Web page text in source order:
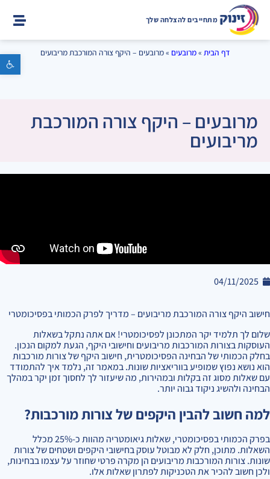
פתח סרגל נגישות
מתחייבים להצלחה שלך
דף הבית »מרובעים »מרובעים – היקף צורה המורכבת מריבועים
מרובעים – היקף צורה המורכבת
מריבועים
04/11/2025
חישוב היקף צורה המורכבת מריבועים – מדריך לפרק הכמותי בפסיכומטרי
שלום לך תלמיד יקר המתכונן לפסיכומטרי! אם אתה נתקל בשאלות
העוסקות בצורות המורכבות מריבועים וחישובי היקף, הגעת למקום הנכון.
בחלק הכמותי של הבחינה הפסיכומטרית, חישוב היקף של צורות מורכבות
הוא נושא נפוץ שמופיע בווריאציות שונות. במאמר זה, נלמד איך להתמודד
עם שאלות מסוג זה בקלות ובמהירות, מה שיעזור לך לחסוך זמן יקר במהלך
הבחינה ולהשיג ניקוד גבוה יותר.
למה חשוב להבין היקפים של צורות מורכבות?
בפרק הכמותי בפסיכומטרי, שאלות גיאומטריה מהוות כ-25% מכלל
השאלות. מתוכן, חלק לא מבוטל עוסק בחישובי היקפים ושטחים של צורות
שונות. צורות המורכבות מריבועים הן מקרה פרטי שחוזר על עצמו בבחינות,
ולכן חשוב להכיר את הטכניקות לפתרון שאלות אלו.